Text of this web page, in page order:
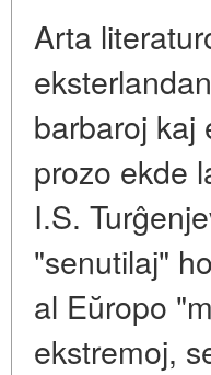
Arta
barbaroj kaj
prozo ekde
I.S.
"senutilaj"
al Eŭropo
ekstremoj,